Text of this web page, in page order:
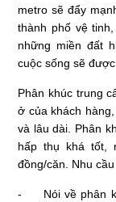
metro sẽ đẩy
thành phố vệ
những miền đất
cuộc sống sẽ
Phân khúc trung
ở của khách
và lâu dài. Phân
hấp thụ khá tốt,
đồng/căn. Nhu
- Nói về phân